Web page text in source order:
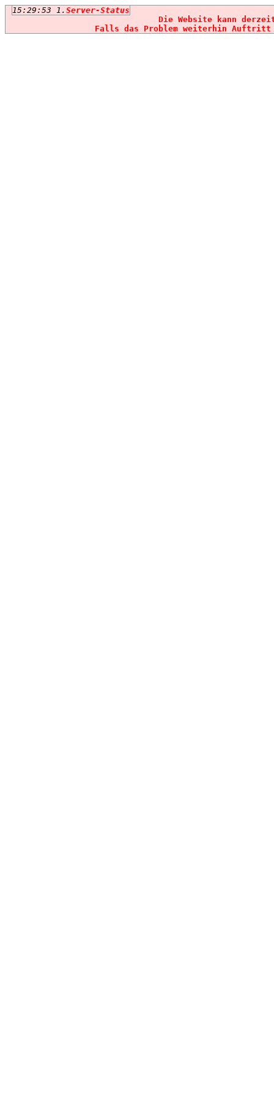
15:29:53 1. Server-Status
Die Website kann
Falls das Problem weiterhin Auftritt